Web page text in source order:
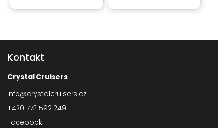
Kontakt
Crystal Cruisers
info@crystalcruisers.cz
+420 773 592 249
Facebook